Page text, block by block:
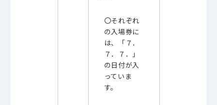
〇それぞれ
の入場券に
は、「７．
７．７．」
の日付が入
っていま
す。